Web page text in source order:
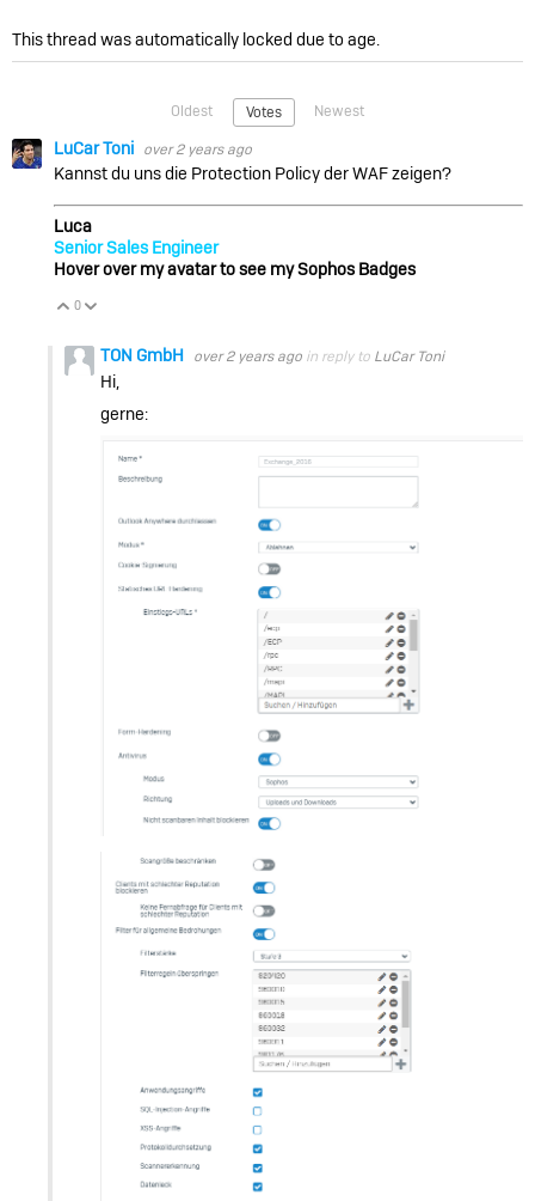
This thread was automatically locked due to age.
Oldest Votes Newest
LuCar Toni over 2 years ago
Kannst du uns die Protection Policy der WAF zeigen?
Luca
Senior Sales Engineer
Hover over my avatar to see my Sophos Badges
Vote Up
0
TON GmbH over 2 years ago in reply to LuCar Toni
Hi,
gerne: